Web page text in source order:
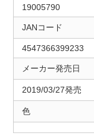
19005790
JANコード
4547366399233
メーカー発売日
2019/03/27発売
色